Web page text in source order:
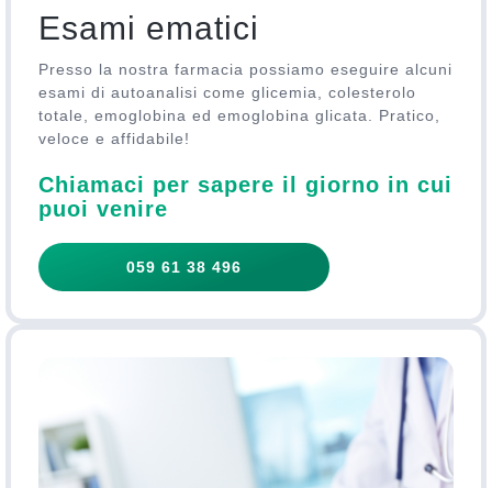
Esami ematici
Presso la nostra farmacia possiamo eseguire alcuni
esami di autoanalisi come glicemia, colesterolo
totale, emoglobina ed emoglobina glicata. Pratico,
veloce e affidabile!
Chiamaci per sapere il giorno in cui
puoi venire
059 61 38 496